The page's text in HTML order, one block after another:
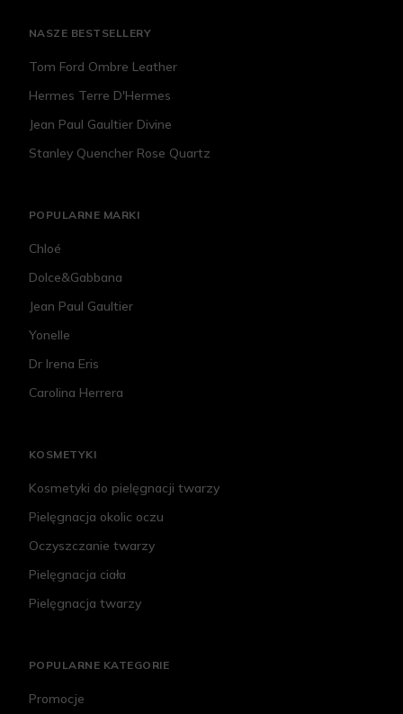
NASZE BESTSELLERY
Tom Ford Ombre Leather
Hermes Terre D'Hermes
Jean Paul Gaultier Divine
Stanley Quencher Rose Quartz
POPULARNE MARKI
Chloé
Dolce&Gabbana
Jean Paul Gaultier
Yonelle
Dr Irena Eris
Carolina Herrera
KOSMETYKI
Kosmetyki do pielęgnacji twarzy
Pielęgnacja okolic oczu
Oczyszczanie twarzy
Pielęgnacja ciała
Pielęgnacja twarzy
POPULARNE KATEGORIE
Promocje